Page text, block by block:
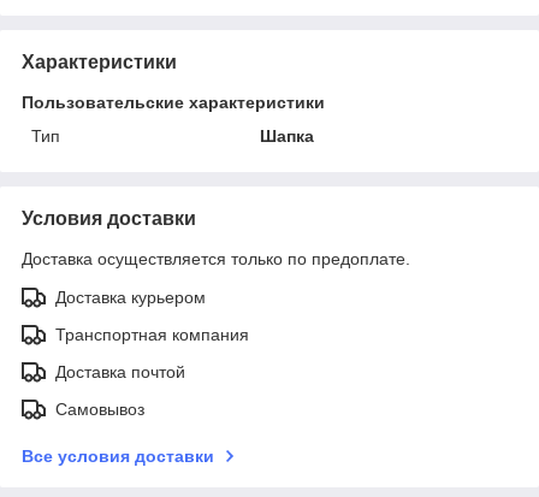
Характеристики
Пользовательские характеристики
Тип
Шапка
Условия доставки
Доставка осуществляется только по предоплате.
Доставка курьером
Транспортная компания
Доставка почтой
Самовывоз
Все условия доставки